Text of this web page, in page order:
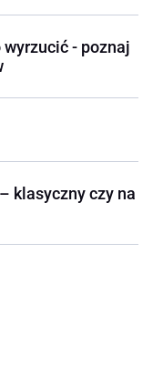
- poznaj
klasyczny czy na